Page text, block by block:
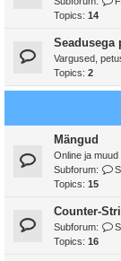
Topics: 14
Seadusega
Vargused,
Topics: 2
Mängud
Online ja muud
Subforum:
Topics: 15
Counter-
Subforum:
Topics: 16